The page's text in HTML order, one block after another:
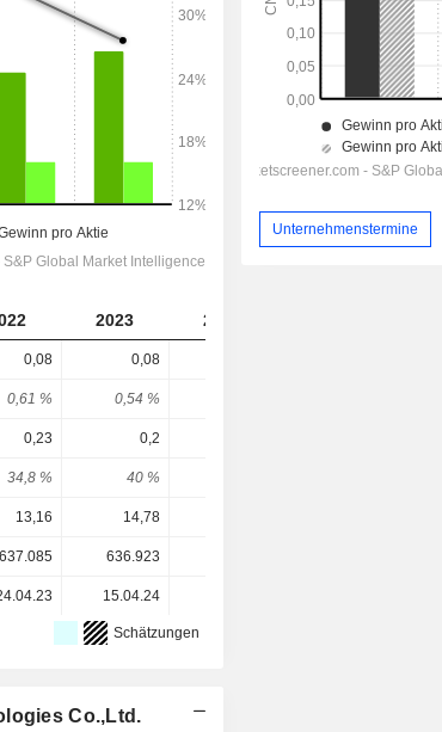
2023 2024
0,08 0,08
0,61 % 0,54 %
0,23 0,2
34,8 % 40 %
13,16 14,78
637.085 636.923
15.04.24
Schätzungen
Co.,Ltd.
Unternehmenstermine